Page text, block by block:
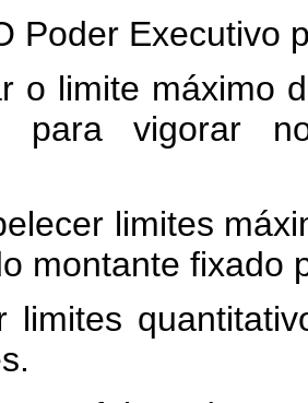
Poder Executivo
o limite máximo
para vigorar
limites
montante
limites